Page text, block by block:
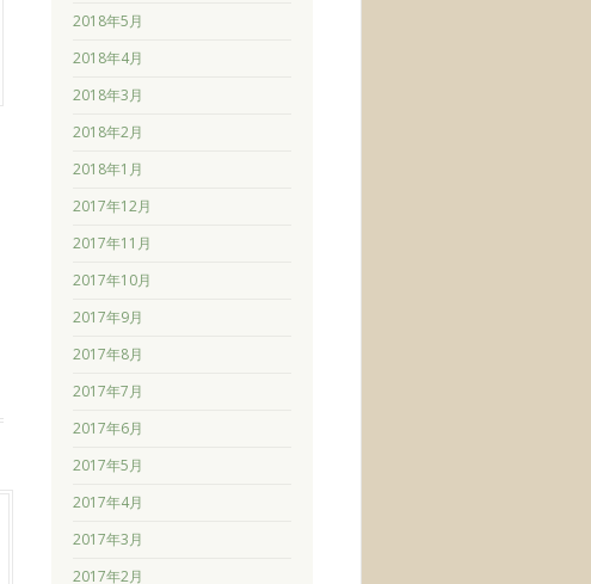
2018年5月
2018年4月
2018年3月
2018年2月
2018年1月
2017年12月
2017年11月
2017年10月
2017年9月
2017年8月
2017年7月
2017年6月
2017年5月
2017年4月
2017年3月
2017年2月